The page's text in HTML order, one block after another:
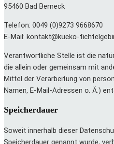
95460 Bad Berneck
Telefon: 0049 (0)9273 9668670
E-Mail: kontakt@kueko-
Verantwortliche Stelle ist die
die allein oder gemeinsam mit
Mittel der Verarbeitung von
Namen, E-Mail-Adressen o. Ä.)
Speicherdauer
Soweit innerhalb dieser
Speicherdauer genannt wurde,